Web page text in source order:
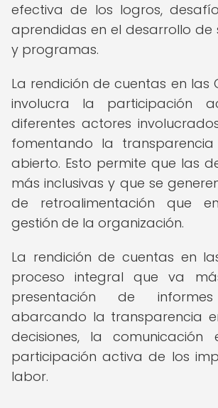
efectiva de los logros,
aprendidas en el desarrollo de
y programas.
La rendición de cuentas en las
involucra la participación
diferentes actores
fomentando la
abierto. Esto permite que las
más inclusivas y que se
de retroalimentación que
gestión de la organización.
La rendición de cuentas en
proceso integral que va
presentación de informes
abarcando la transparencia
decisiones, la
participación activa de los
labor.